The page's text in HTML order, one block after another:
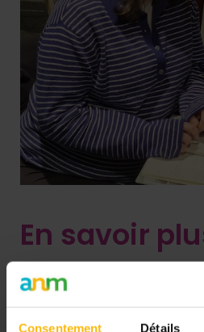
Consentement Détails
En savoir
Découvrir le Podcasthon